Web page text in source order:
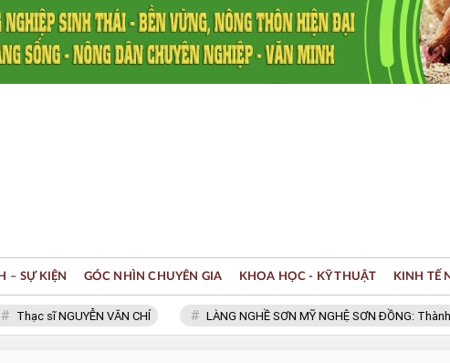
sĩ NGUYỄN VĂN CHÍ LÀNG NGHỀ SƠN MỸ NGHỆ SƠN ĐỒNG: Thành
– SỰ KIỆN GÓC NHÌN CHUYÊN GIA KHOA HỌC - KỸ THUẬT KINH TẾ